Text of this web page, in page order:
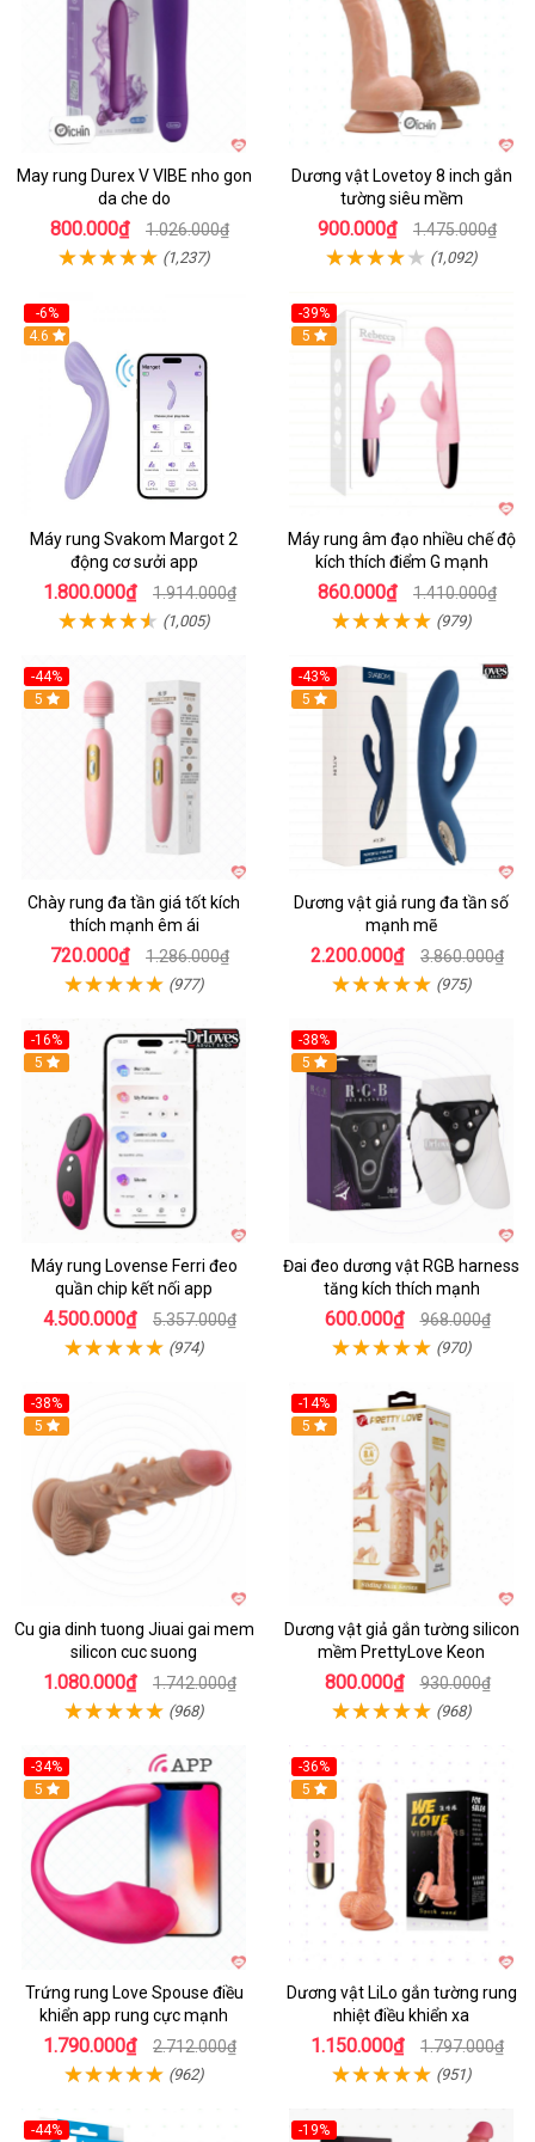
May rung Durex V VIBE nho gon
da che do
800.000₫ 1.026.000₫
(1,237)
Dương vật Lovetoy 8 inch gắn
tường siêu mềm
900.000₫ 1.475.000₫
(1,092)
-6%
4.6
Máy rung Svakom Margot 2
động cơ sưởi app
1.800.000₫ 1.914.000₫
(1,005)
-39%
Hot
5
Máy rung âm đạo nhiều chế độ
kích thích điểm G mạnh
860.000₫ 1.410.000₫
(979)
-44%
Hot
5
Chày rung đa tần giá tốt kích
thích mạnh êm ái
720.000₫ 1.286.000₫
(977)
-43%
Hot
5
Dương vật giả rung đa tần số
mạnh mẽ
2.200.000₫ 3.860.000₫
(975)
-16%
Hot
5
Máy rung Lovense Ferri đeo
quần chip kết nối app
4.500.000₫ 5.357.000₫
(974)
-38%
Hot
5
Đai đeo dương vật RGB harness
tăng kích thích mạnh
600.000₫ 968.000₫
(970)
-38%
5
Cu gia dinh tuong Jiuai gai mem
silicon cuc suong
1.080.000₫ 1.742.000₫
(968)
-14%
5
Dương vật giả gắn tường silicon
mềm PrettyLove Keon
800.000₫ 930.000₫
(968)
-34%
5
Trứng rung Love Spouse điều
khiển app rung cực mạnh
1.790.000₫ 2.712.000₫
(962)
-36%
5
Dương vật LiLo gắn tường rung
nhiệt điều khiển xa
1.150.000₫ 1.797.000₫
(951)
-44% -19%